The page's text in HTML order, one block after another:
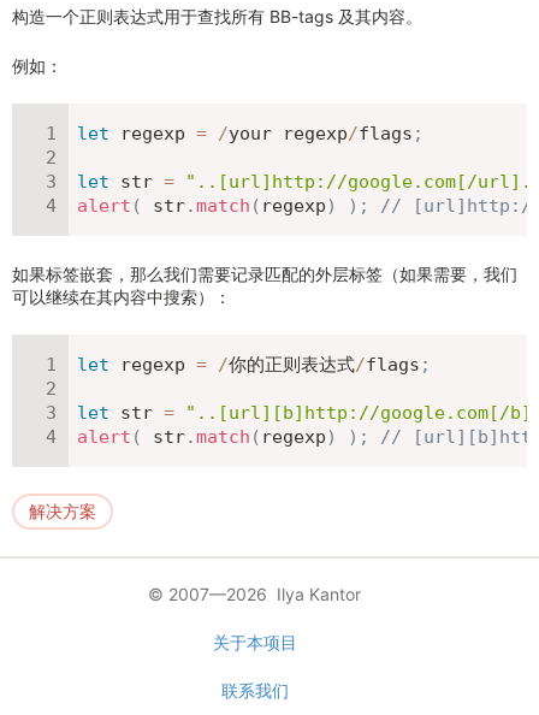
构造一个正则表达式用于查找所有 BB-tags 及其内容。
例如：
let regexp = /your regexp/flags ;
let str =
"..[url]http://google.com[/
alert ( str.match ( regexp) ) ; // [url]http://
如果标签嵌套，那么我们需要记录匹配的外层标签（如果需要，我们
可以继续在其内容中搜索）：
let regexp = /你的正则表达式/flags ;
let str =
"..[url][b]http://google.com[/
alert ( str.match ( regexp) ) ; //
解决方案
© 2007—2026 Ilya Kantor
关于本项目
联系我们